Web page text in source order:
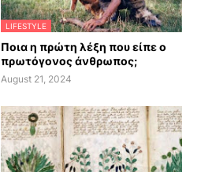
LIFESTYLE
Ποια η πρώτη λέξη που είπε ο
πρωτόγονος άνθρωπος;
August 21, 2024